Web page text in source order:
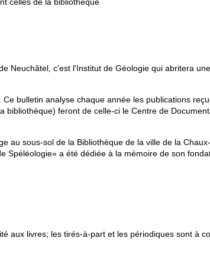
Neuchâtel, c'est l'Institut de Géologie qui abritera
bulletin analyse chaque année les publications
feront de celle-ci le Centre de
au sous-sol de la Bibliothèque de la ville de la
Spéléologie» a été dédiée à la mémoire de son
aux livres; les tirés-à-part et les périodiques sont à